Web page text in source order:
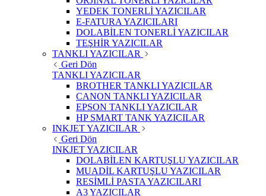
YEDEK TONERLİ YAZICILAR
E-FATURA YAZICILARI
DOLABİLEN TONERLİ YAZICILAR
TEŞHİR YAZICILAR
TANKLI YAZICILAR
Geri Dön
TANKLI YAZICILAR
BROTHER TANKLI YAZICILAR
CANON TANKLI YAZICILAR
EPSON TANKLI YAZICILAR
HP SMART TANK YAZICILAR
INKJET YAZICILAR
Geri Dön
INKJET YAZICILAR
DOLABİLEN KARTUŞLU YAZICILAR
MUADİL KARTUŞLU YAZICILAR
RESİMLİ PASTA YAZICILARI
A3 YAZICILAR